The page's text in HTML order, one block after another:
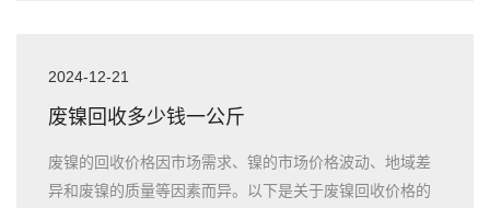
2024-12-21
废镍回收多少钱一公斤
废镍的回收价格因市场需求、镍的市场价格波动、地域差
异和废镍的质量等因素而异。以下是关于废镍回收价格的